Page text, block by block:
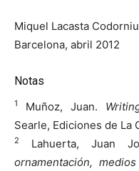
Miquel Lacasta
Barcelona, abril 2012
Notas
1 Muñoz, Juan.
Searle, Ediciones de La
2 Lahuerta, Juan
ornamentación,